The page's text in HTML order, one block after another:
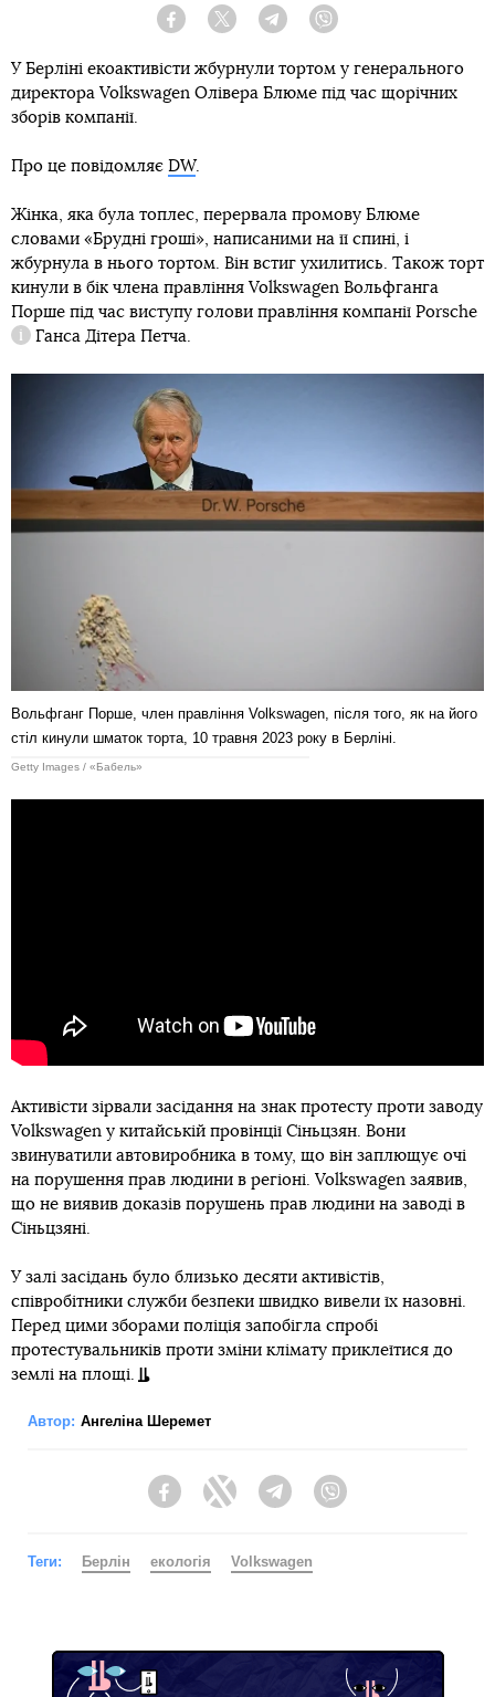
Facebook Twitter Telegram
У Берліні екоактивісти жбурнули тортом у генерального
директора Volkswagen Олівера Блюме під час щорічних
зборів компанії.
Про це повідомляє DW.
Жінка, яка була топлес, перервала промову Блюме
словами «Брудні гроші», написаними на її спині, і
жбурнула в нього тортом. Він встиг ухилитись. Також торт
кинули в бік члена правління Volkswagen Вольфганга
Порше під час виступу голови правління компанії Porsche
Довідка
Ганса Дітера Петча.
Вольфганг Порше, член правління Volkswagen, після того, як на його
стіл кинули шматок торта, 10 травня 2023 року в Берліні.
Getty Images / «Бабель»
Активісти зірвали засідання на знак протесту проти заводу
Volkswagen у китайській провінції Сіньцзян. Вони
звинуватили автовиробника в тому, що він заплющує очі
на порушення прав людини в регіоні. Volkswagen заявив,
що не виявив доказів порушень прав людини на заводі в
Сіньцзяні.
У залі засідань було близько десяти активістів,
співробітники служби безпеки швидко вивели їх назовні.
Перед цими зборами поліція запобігла спробі
протестувальників проти зміни клімату приклеїтися до
землі на площі.
Автор: Ангеліна Шеремет
FacebookTwitter Telegram
Теги: Берлін екологія Volkswagen